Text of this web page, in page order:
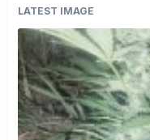
LATEST IMAGE